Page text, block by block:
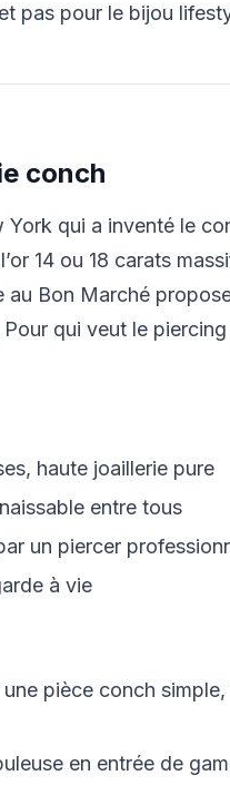
pas pour le bijou
conch
York qui a inventé le
14 ou 18 carats
Bon Marché
qui veut le
haute joaillerie pure
entre tous
un piercer
à vie
pièce conch
en entrée de